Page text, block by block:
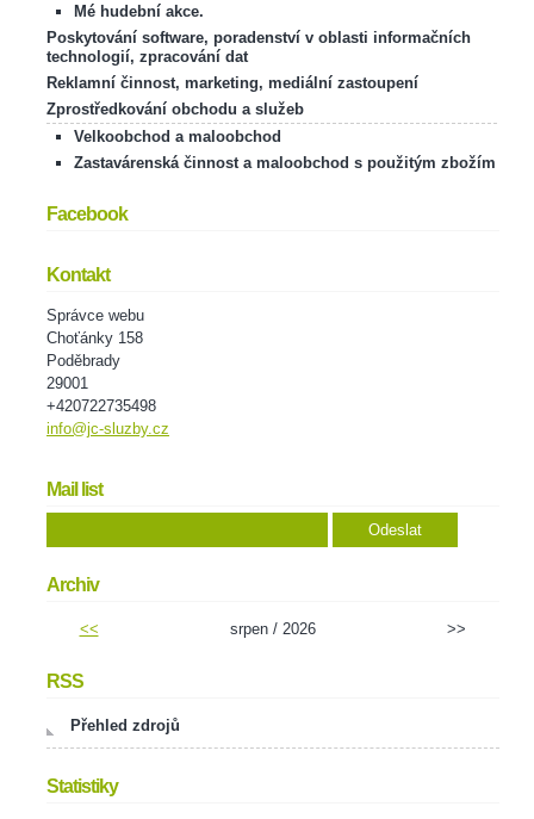
Mé hudební akce.
Poskytování software, poradenství v oblasti informačních
technologií, zpracování dat
Reklamní činnost, marketing, mediální zastoupení
Zprostředkování obchodu a služeb
Velkoobchod a maloobchod
Zastavárenská činnost a maloobchod s použitým zbožím
Facebook
Kontakt
Správce webu
Choťánky 158
Poděbrady
29001
+420722735498
info@jc-sluzby.cz
Mail list
Archiv
<< srpen / 2026 >>
RSS
Přehled zdrojů
Statistiky